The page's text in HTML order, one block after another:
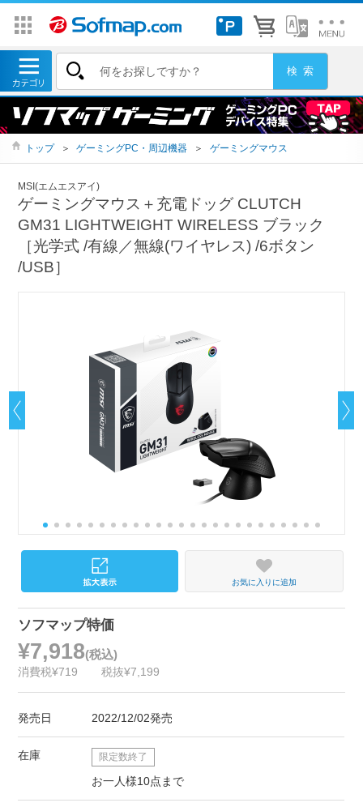
トップ ＞ ゲーミングPC・周辺機器 ＞ ゲーミングマウス
MSI(エムエスアイ)
ゲーミングマウス＋充電ドッグ CLUTCH
GM31 LIGHTWEIGHT WIRELESS ブラック
［光学式 /有線／無線(ワイヤレス) /6ボタン
/USB］
お気に入りに追加
ソフマップ特価
¥7,918(税込)
消費税¥719 税抜¥7,199
発売日 2022/12/02発売
在庫 限定数終了
お一人様10点まで